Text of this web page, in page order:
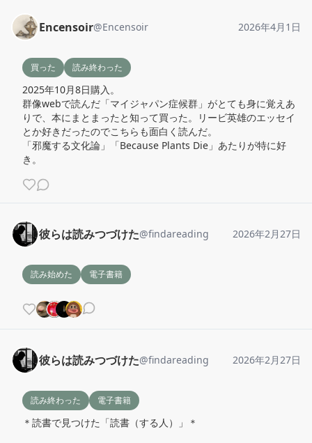
Encensoir@Encensoir 2026年4月1日
買った 読み終わった
2025年10月8日購入。
群像webで読んだ「マイジャパン症候群」がとても身に覚えあ
りで、本にまとまったと知って買った。リービ英雄のエッセイ
とか好きだったのでこちらも面白く読んだ。
「邪魔する文化論」「Because Plants Die」あたりが特に好
き。
彼らは読みつづけた@findareading 2026年2月27日
読み始めた 電子書籍
彼らは読みつづけた@findareading 2026年2月27日
読み終わった 電子書籍
＊読書で見つけた「読書（する人）」＊